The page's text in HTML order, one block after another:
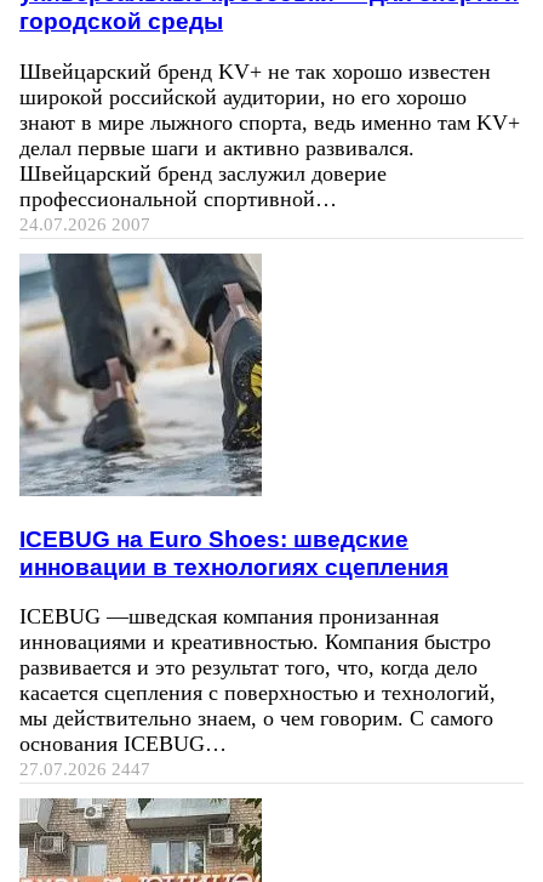
городской среды
Швейцарский бренд KV+ не так хорошо известен
широкой российской аудитории, но его хорошо
знают в мире лыжного спорта, ведь именно там KV+
делал первые шаги и активно развивался.
Швейцарский бренд заслужил доверие
профессиональной спортивной…
24.07.2026 2007
ICEBUG на Euro Shoes: шведские
инновации в технологиях сцепления
ICEBUG —шведская компания пронизанная
инновациями и креативностью. Компания быстро
развивается и это результат того, что, когда дело
касается сцепления с поверхностью и технологий,
мы действительно знаем, о чем говорим. С самого
основания ICEBUG…
27.07.2026 2447